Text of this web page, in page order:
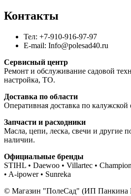
Контакты
Тел: +7-910-916-97-97
E-mail: Info@polesad40.ru
Сервисный центр
Ремонт и обслуживание садовой
настройка, ТО.
Доставка по области
Оперативная доставка по калужской
Запчасти и расходники
Масла, цепи, леска, свечи и другие
наличии.
Официальные бренды
STIHL • Daewoo • Villartec •
• A-ipower • Sunreka
© Магазин "ПолеСад" (ИП Панкина